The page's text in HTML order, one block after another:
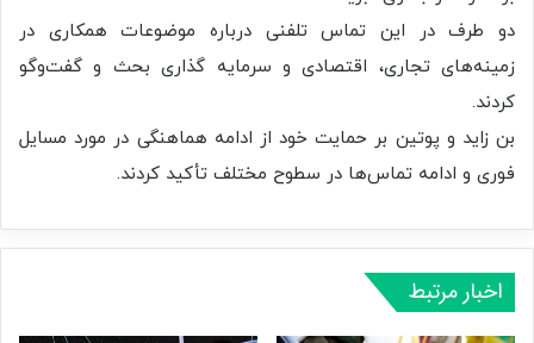
دو طرف در این تماس تلفنی درباره موضوعات همکاری در
زمینه‌های تجاری، اقتصادی و سرمایه گذاری بحث و گفت‌وگو
کردند.
بن زاید و پوتین بر حمایت خود از ادامه هماهنگی در مورد مسایل
فوری و ادامه تماس‌ها در سطوح مختلف تأکید کردند.
اخبار مرتبط